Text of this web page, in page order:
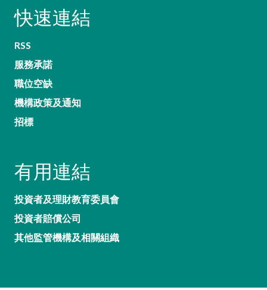
快速連結
RSS
服務承諾
職位空缺
機構政策及通知
招標
有用連結
投資者及理財教育委員會
投資者賠償公司
其他監管機構及相關組織